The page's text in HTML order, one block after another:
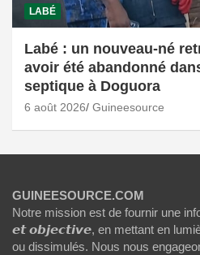
LABÉ
Labé : un nouveau-né
avoir été abandonné
septique à Doguora
6 août 2026 Guineesource
GUINEESOURCE.COM
Notre mission est de fournir une
𝙚𝙩 𝙤𝙗𝙟𝙚𝙘𝙩𝙞𝙫𝙚, en mettant en
ou dissimulés. Nous nous